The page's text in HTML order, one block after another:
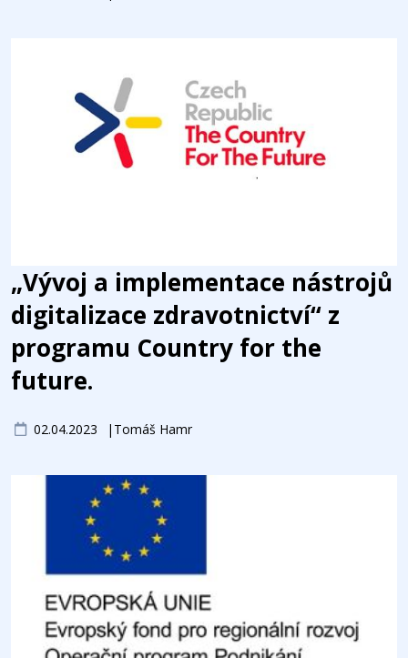
„Vývoj a implementace nástrojů
digitalizace zdravotnictví“ z
programu Country for the
future.
02.04.2023 Tomáš Hamr